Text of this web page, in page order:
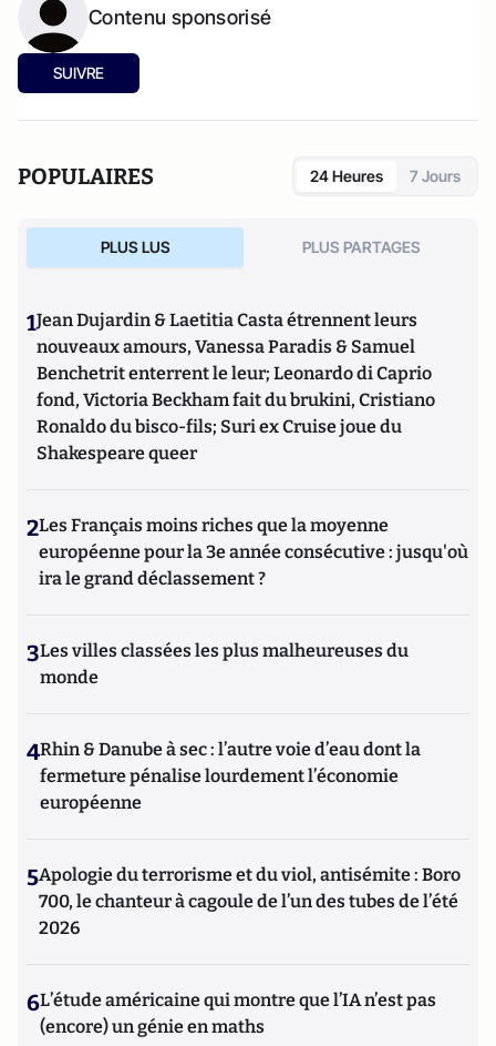
Contenu sponsorisé
SUIVRE
POPULAIRES 24 Heures 7 Jours
PLUS LUS PLUS PARTAGES
1Jean Dujardin & Laetitia Casta étrennent leurs
nouveaux amours, Vanessa Paradis & Samuel
Benchetrit enterrent le leur; Leonardo di Caprio
fond, Victoria Beckham fait du brukini, Cristiano
Ronaldo du bisco-fils; Suri ex Cruise joue du
Shakespeare queer
2Les Français moins riches que la moyenne
européenne pour la 3e année consécutive : jusqu'où
ira le grand déclassement ?
3Les villes classées les plus malheureuses du
monde
4Rhin & Danube à sec : l’autre voie d’eau dont la
fermeture pénalise lourdement l’économie
européenne
5Apologie du terrorisme et du viol, antisémite : Boro
700, le chanteur à cagoule de l’un des tubes de l’été
2026
6L’étude américaine qui montre que l’IA n’est pas
(encore) un génie en maths